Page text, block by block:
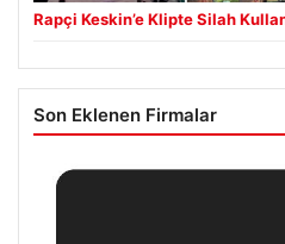
Rapçi Keskin’e Klipte Silah
Son Eklenen Firmalar